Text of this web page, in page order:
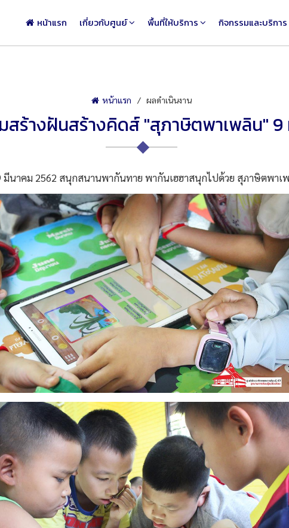
หน้าแรก เกี่ยวกับศูนย์ พื้นที่ให้บริการ กิจกรรมและบริการ
หน้าแรก ผลดำเนินงาน
สร้างฝันสร้างคิดส์ "สุภาษิตพาเพลิน" 9
าคม 2562 สนุกสนานพากันทาย พากันเฮฮาสนุกไปด้วย สุภาษิตพาเ